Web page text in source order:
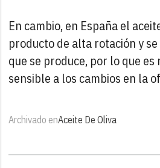
En cambio, en España el
producto de alta rotación y
que se produce, por lo que
sensible a los cambios en la
Archivado enAceite De Oliva